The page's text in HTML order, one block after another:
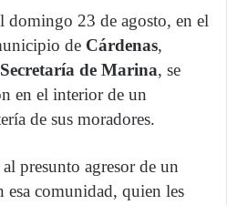
domingo 23 de agosto, en el
de Cárdenas,
Secretaría de Marina, se
en el interior de un
de sus moradores.
presunto agresor de un
comunidad, quien les